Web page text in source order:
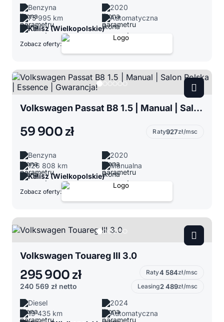
Benzyna
2020
75 995 km
Automatyczna
Kalisz (Wielkopolskie)
Zobacz oferty:
Volkswagen Passat B8 1.5 | Manual | Salon Polska | Essence | Gwarancja!
59 900 zł Raty927zł/msc
Benzyna
2020
126 808 km
Manualna
Kalisz (Wielkopolskie)
Zobacz oferty:
Volkswagen Touareg III 3.0
295 900 zł
240 569 zł netto
Raty4 584zł/msc
Leasing2 489zł/msc
Diesel
2024
19 435 km
Automatyczna